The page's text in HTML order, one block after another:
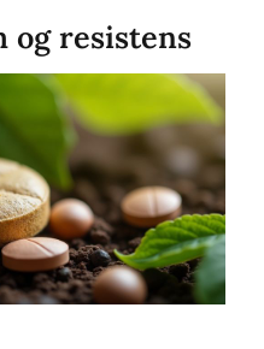
resistens